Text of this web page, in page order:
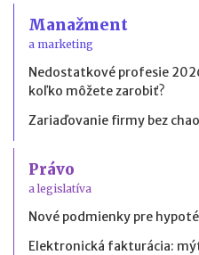
Manažment
a marketing
Nedostatkové profesie
koľko môžete zarobiť?
Zariaďovanie firmy bez
Právo
a legislatíva
Nové podmienky pre
Elektronická fakturácia: